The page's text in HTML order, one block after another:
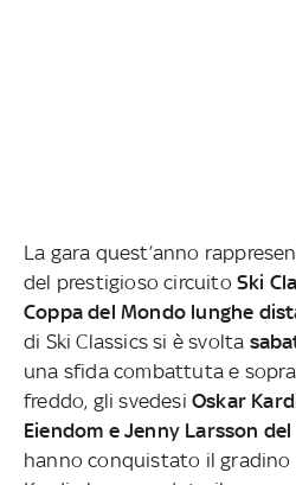
La gara quest’anno
del prestigioso circuito Ski
Coppa del Mondo lunghe
di Ski Classics si è svolta
una sfida combattuta e
freddo, gli svedesi Oskar
Eiendom e Jenny Larsson del
hanno conquistato il gradino